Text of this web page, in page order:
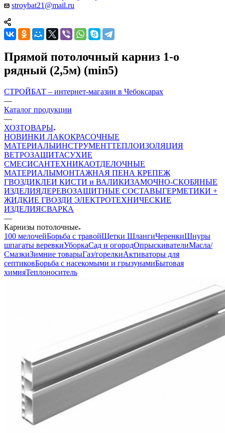
stroybat21@mail.ru
Прямой потолочный карниз 1-о
рядный (2,5м) (min5)
СТРОЙБАТ – интернет-магазин в Чебоксарах
—
Каталог продукции
—
ХОЗТОВАРЫ
НОВИНКИ ЛАКОКРАСОЧНЫЕ
МАТЕРИАЛЫИНСТРУМЕНТТЕПЛОИЗОЛЯЦИЯ
ВЕТРОЗАЩИТАСУХИЕ
СМЕСИСАНТЕХНИКАОТДЕЛОЧНЫЕ
МАТЕРИАЛЫМОНТАЖНАЯ ПЕНА КРЕПЕЖ
ГВОЗДИКЛЕИ КИСТИ и ВАЛИКИЗАМОЧНО-СКОБЯНЫЕ
ИЗДЕЛИЯДЕРЕВОЗАЩИТНЫЕ СОСТАВЫГЕРМЕТИКИ +
ЖИДКИЕ ГВОЗДИ ЭЛЕКТРОТЕХНИЧЕСКИЕ
ИЗДЕЛИЯСВАРКА
—
Карнизы потолочные
100 мелочейБорьба с травойЩетки ШлангиЧеренкиШнуры
шпагаты веревкиУборкаСад и огородОпрыскивателиМасла/
СмазкиЗимние товарыГаз/горелкиАктиваторы для
септиковБорьба с насекомыми и грызунамиБытовая
химияТеплоноситель